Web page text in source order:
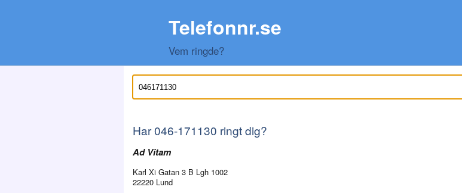
Telefonnr.se
Vem ringde?
Har046-171130 ringt dig?
Ad Vitam
Karl Xi Gatan 3 B Lgh 1002
22220 Lund